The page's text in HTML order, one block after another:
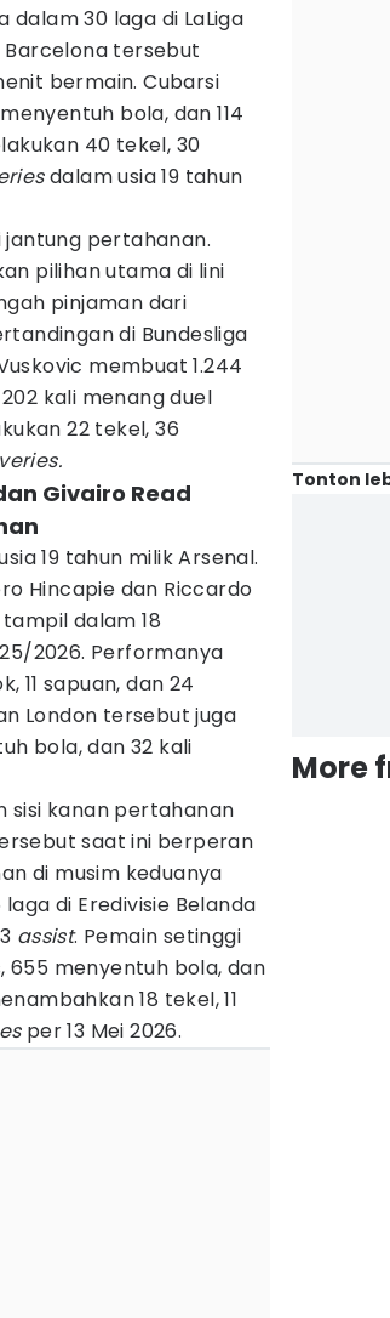
dalam 30 laga di LaLiga
Barcelona tersebut
bermain. Cubarsi
bola, dan 114
40 tekel, 30
dalam usia 19 tahun
jantung pertahanan.
pilihan utama di lini
pinjaman dari
di Bundesliga
membuat 1.244
kali menang duel
22 tekel, 36
Givairo Read
19 tahun milik Arsenal.
Hincapie dan Riccardo
dalam 18
2026. Performanya
11 sapuan, dan 24
London tersebut juga
bola, dan 32 kali
sisi kanan pertahanan
saat ini berperan
di musim keduanya
di Eredivisie Belanda
assist. Pemain setinggi
655 menyentuh bola, dan
18 tekel, 11
per 13 Mei 2026.
Tonton
More